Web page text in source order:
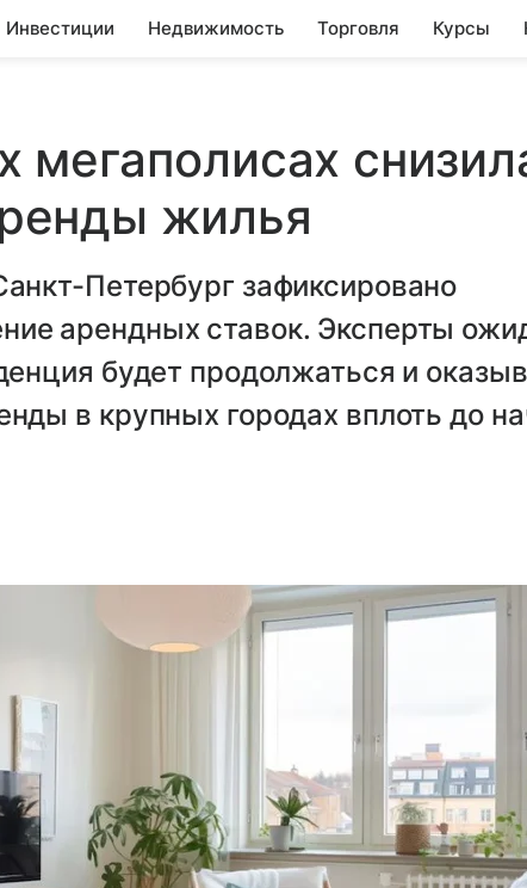
Инвестиции Недвижимость Торговля Курсы
мегаполисах
жилья
Петербург зафиксировано
арендных ставок. Эксперты
будет продолжаться и
в крупных городах вплоть до